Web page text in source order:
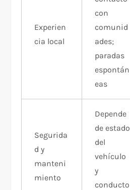
Experien
cia local
con
comunid
ades;
paradas
espontán
eas
Segurida
d y
manteni
miento
Depende
de estado
del
vehículo
y
conducto